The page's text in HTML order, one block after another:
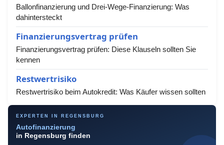
Ballonfinanzierung und Drei-Wege-Finanzierung: Was
dahintersteckt
Finanzierungsvertrag prüfen
Finanzierungsvertrag prüfen: Diese Klauseln sollten Sie
kennen
Restwertrisiko
Restwertrisiko beim Autokredit: Was Käufer wissen sollten
EXPERTEN IN REGENSBURG
Autofinanzierung
in Regensburg finden